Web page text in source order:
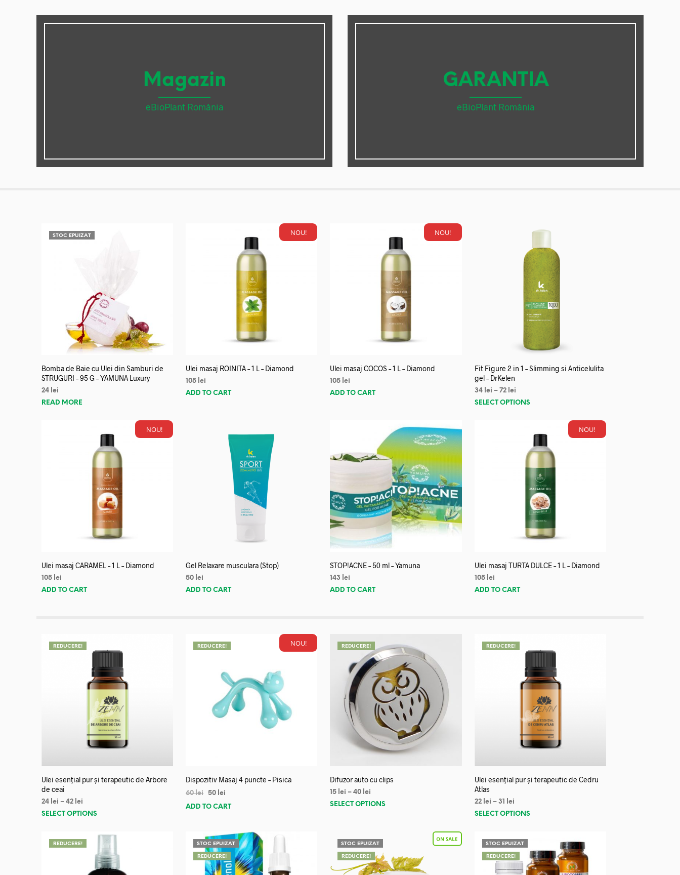
Magazin
eBioPlant România
GARANTIA
eBioPlant România
STOC EPUIZAT
Bomba de Baie cu Ulei din Samburi de
STRUGURI – 95 G – YAMUNA Luxury
24 lei
READ MORE
NOU!
Ulei masaj ROINITA – 1 L – Diamond
105 lei
ADD TO CART
NOU!
Ulei masaj COCOS – 1 L – Diamond
105 lei
ADD TO CART
Fit Figure 2 in 1 – Slimming si Anticelulita
gel – DrKelen
34 lei – 72 lei
SELECT OPTIONS
NOU!
Ulei masaj CARAMEL – 1 L – Diamond
105 lei
ADD TO CART
Gel Relaxare musculara (Stop)
50 lei
ADD TO CART
STOP!ACNE – 50 ml – Yamuna
143
lei
ADD TO CART
NOU!
Ulei masaj TURTA DULCE – 1 L – Diamond
105 lei
ADD TO CART
REDUCERE!
Ulei esențial pur și terapeutic de Arbore
de ceai
24 lei – 42 lei
SELECT OPTIONS
NOU!
REDUCERE!
Dispozitiv Masaj 4 puncte – Pisica
60lei 50 lei
ADD TO CART
REDUCERE!
Difuzor auto cu clips
15 lei –40 lei
SELECT OPTIONS
REDUCERE!
Ulei esențial pur și terapeutic de Cedru
Atlas
22 lei – 31
lei
SELECT OPTIONS
REDUCERE! STOC EPUIZAT
REDUCERE!
STOC EPUIZAT
REDUCERE!
STOC EPUIZAT
REDUCERE!